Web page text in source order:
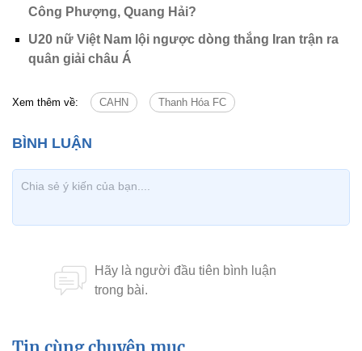
Công Phượng, Quang Hải?
U20 nữ Việt Nam lội ngược dòng thắng Iran trận ra
quân giải châu Á
Xem thêm về: CAHN Thanh Hóa FC